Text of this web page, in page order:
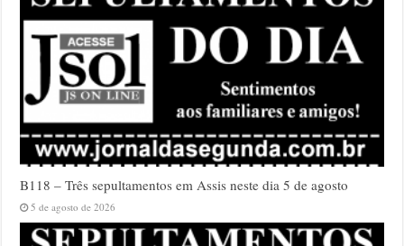
B118 – Três sepultamentos em Assis neste dia 5 de agosto
5 de agosto de 2026